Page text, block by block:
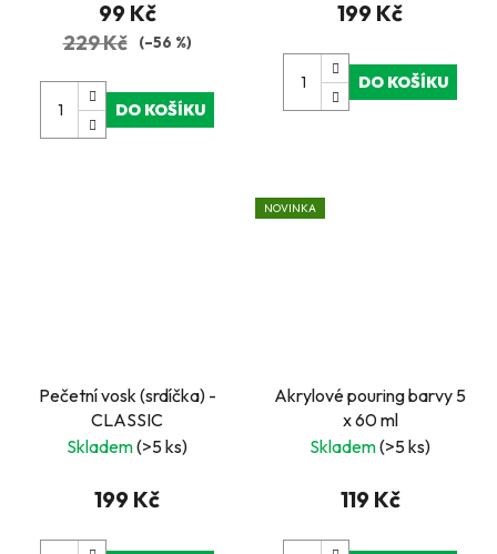
99 Kč
229 Kč (–56 %)
DO KOŠÍKU
199 Kč
DO KOŠÍKU
Pečetní vosk (srdíčka) -
CLASSIC
Skladem(>5 ks)
199 Kč
NOVINKA
Akrylové pouring barvy 5
x 60 ml
Skladem(>5 ks)
119 Kč